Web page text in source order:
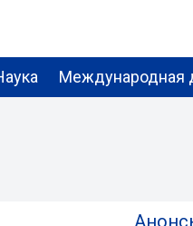
Международная